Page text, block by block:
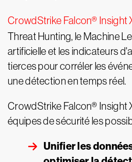
CrowdStrike Falcon® Insight
Threat Hunting, le Machine
artificielle et les indicateurs
tierces pour corréler les
une détection en temps réel.
CrowdStrike Falcon® Insight
équipes de sécurité les
Unifier les